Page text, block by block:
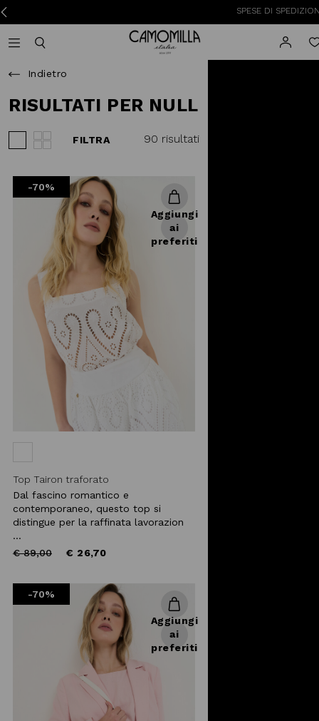
SPESE DI SPEDIZIONE A
Camomilla Italia®
Indietro
RISULTATI PER NULL
FILTRA 90 risultati
-70%
Aggiungi
ai
preferiti
Top Tairon traforato
Dal fascino romantico e
contemporaneo, questo top si
distingue per la raffinata lavorazion
...
Price
€ 89,00to € 26,70
-70%
Aggiungi
ai
preferiti